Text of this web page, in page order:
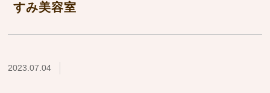
すみ美容室
2023.07.04